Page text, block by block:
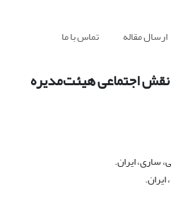
ارسال مقاله تماس با ما
نقش اجتماعی هیئت‌مدیره
ساری، ایران.